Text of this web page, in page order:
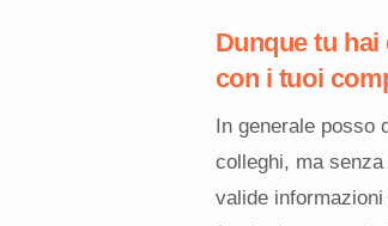
Dunque tu
con i tuoi
In generale posso
colleghi, ma
valide